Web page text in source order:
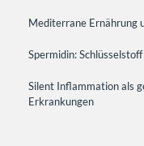
Mediterrane Ernährung
Spermidin:
Silent Inflammation als
Erkrankungen